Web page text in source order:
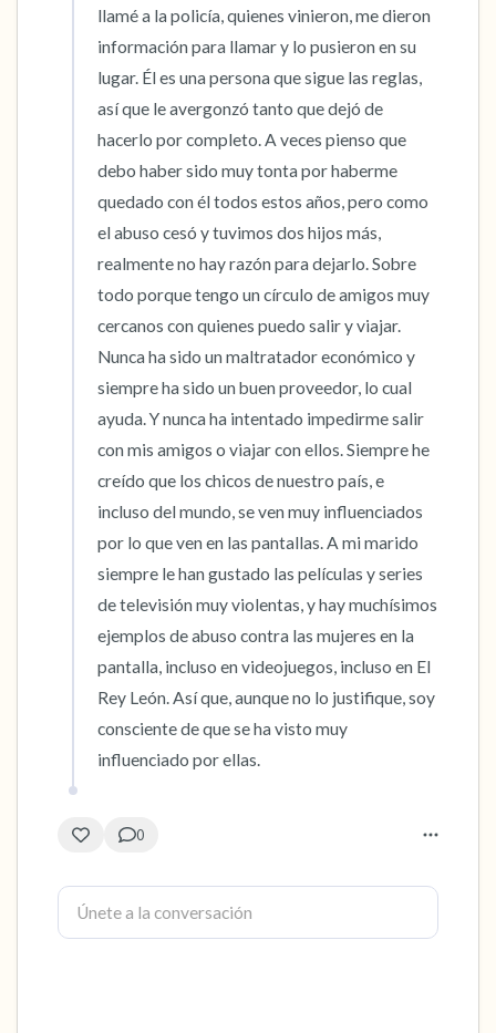
llamé a la policía, quienes vinieron, me dieron
información para llamar y lo pusieron en su
lugar. Él es una persona que sigue las reglas,
así que le avergonzó tanto que dejó de
hacerlo por completo. A veces pienso que
debo haber sido muy tonta por haberme
quedado con él todos estos años, pero como
el abuso cesó y tuvimos dos hijos más,
realmente no hay razón para dejarlo. Sobre
todo porque tengo un círculo de amigos muy
cercanos con quienes puedo salir y viajar.
Nunca ha sido un maltratador económico y
siempre ha sido un buen proveedor, lo cual
ayuda. Y nunca ha intentado impedirme salir
con mis amigos o viajar con ellos. Siempre he
creído que los chicos de nuestro país, e
incluso del mundo, se ven muy influenciados
por lo que ven en las pantallas. A mi marido
siempre le han gustado las películas y series
de televisión muy violentas, y hay muchísimos
ejemplos de abuso contra las mujeres en la
pantalla, incluso en videojuegos, incluso en El
Rey León. Así que, aunque no lo justifique, soy
consciente de que se ha visto muy
influenciado por ellas.
0